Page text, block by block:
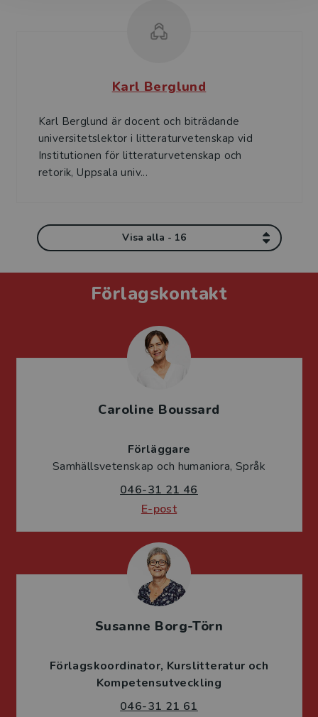
Karl Berglund
Karl Berglund är docent och biträdande
universitetslektor i litteraturvetenskap vid
Institutionen för litteraturvetenskap och
retorik, Uppsala univ...
Visa alla - 16
Förlagskontakt
Caroline Boussard
Förläggare
Samhällsvetenskap och humaniora, Språk
046-31 21 46
E-post
Susanne Borg-Törn
Förlagskoordinator Kurslitteratur och
Kompetensutveckling
046-31 21 61